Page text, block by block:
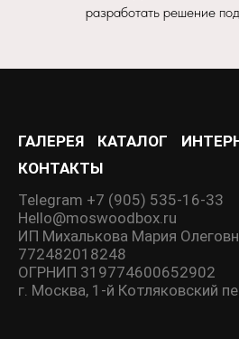
разработать решение
ГАЛЕРЕЯ КАТАЛОГ
КОНТАКТЫ
Telegram +7 (905) 535-16-33
Hello@moswoodbox.ru
ИП Михалькова Мария
772482018248
ОГРНИП 319774600652902
г. Москва, 1-й Котляковский